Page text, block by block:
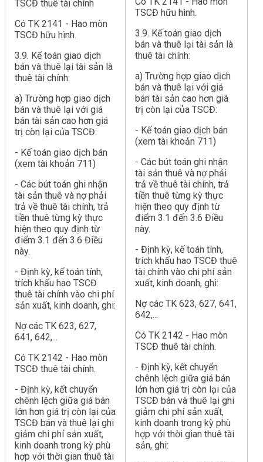
TSCĐ thuê tài chính
Có TK 2141 - Hao mòn
TSCĐ hữu hình.
3.9. Kế toán giao dịch
bán và thuê lại tài sản là
thuê tài chính:
a) Trường hợp giao dịch
bán và thuê lại với giá
bán tài sản cao hơn giá
trị còn lại của TSCĐ:
- Kế toán giao dịch bán
(xem tài khoản 711)
- Các bút toán ghi nhận
tài sản thuê và nợ phải
trả về thuê tài chính, trả
tiền thuê từng kỳ thực
hiện theo quy định từ
điểm 3.1 đến 3.6 Điều
này.
- Định kỳ, kế toán tính,
trích khấu hao TSCĐ
thuê tài chính vào chi phí
sản xuất, kinh doanh, ghi:
Nợ các TK 623, 627,
641, 642,...
Có TK 2142 - Hao mòn
TSCĐ thuê tài chính.
- Định kỳ, kết chuyển
chênh lệch giữa giá bán
lớn hơn giá trị còn lại của
TSCĐ bán và thuê lại ghi
giảm chi phí sản xuất,
kinh doanh trong kỳ phù
hợp với thời gian thuê tài
TSCĐ hữu hình.
3.9. Kế toán giao dịch
bán và thuê lại tài sản là
thuê tài chính:
a) Trường hợp giao dịch
bán và thuê lại với giá
bán tài sản cao hơn giá
trị còn lại của TSCĐ:
- Kế toán giao dịch bán
(xem tài khoản 711)
- Các bút toán ghi nhận
tài sản thuê và nợ phải
trả về thuê tài chính, trả
tiền thuê từng kỳ thực
hiện theo quy định từ
điểm 3.1 đến 3.6 Điều
này.
- Định kỳ, kế toán tính,
trích khấu hao TSCĐ thuê
tài chính vào chi phí sản
xuất, kinh doanh, ghi:
Nợ các TK 623, 627, 641,
642,...
Có TK 2142 - Hao mòn
TSCĐ thuê tài chính.
- Định kỳ, kết chuyển
chênh lệch giữa giá bán
lớn hơn giá trị còn lại của
TSCĐ bán và thuê lại ghi
giảm chi phí sản xuất,
kinh doanh trong kỳ phù
hợp với thời gian thuê tài
sản, ghi: